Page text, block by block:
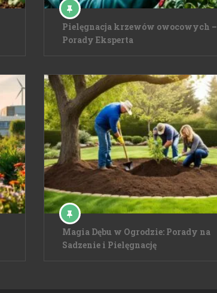
Pielęgnacja krzewów owocowych –
Porady Eksperta
Magia Dębu w Ogrodzie: Porady na
Sadzenie i Pielęgnację